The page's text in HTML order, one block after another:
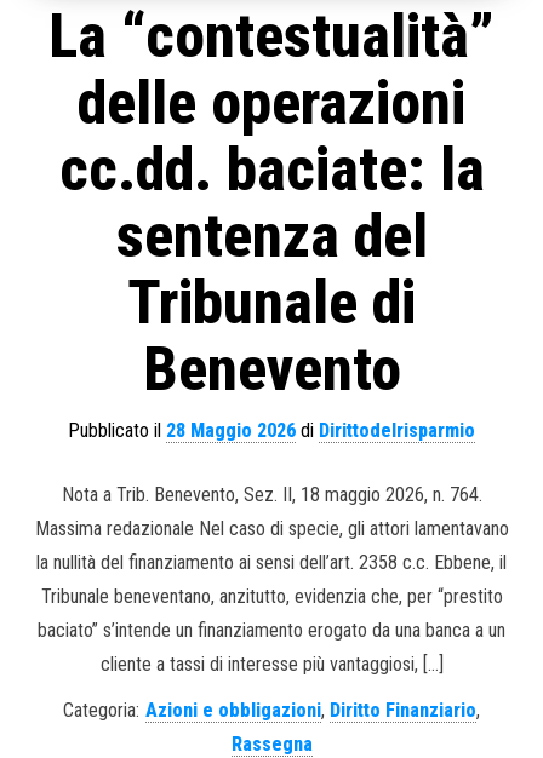
La “contestualità”
delle operazioni
cc.dd. baciate: la
sentenza del
Tribunale di
Benevento
Pubblicato il 28 Maggio 2026 di Dirittodelrisparmio
Nota a Trib. Benevento, Sez. II, 18 maggio 2026, n. 764.
Massima redazionale Nel caso di specie, gli attori lamentavano
la nullità del finanziamento ai sensi dell’art. 2358 c.c. Ebbene, il
Tribunale beneventano, anzitutto, evidenzia che, per “prestito
baciato” s’intende un finanziamento erogato da una banca a un
cliente a tassi di interesse più vantaggiosi, […]
Categoria: Azioni e obbligazioni, Diritto Finanziario,
Rassegna